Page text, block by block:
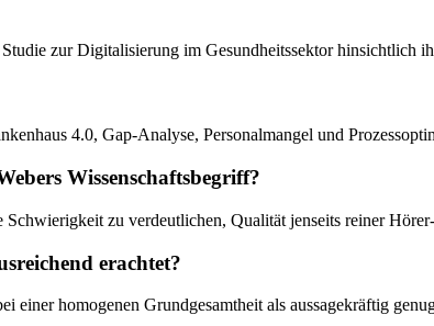
zur Digitalisierung im Gesundheitssektor hinsichtlich
4.0, Gap-Analyse, Personalmangel und
Wissenschaftsbegriff?
zu verdeutlichen, Qualität jenseits reiner
erachtet?
homogenen Grundgesamtheit als aussagekräftig